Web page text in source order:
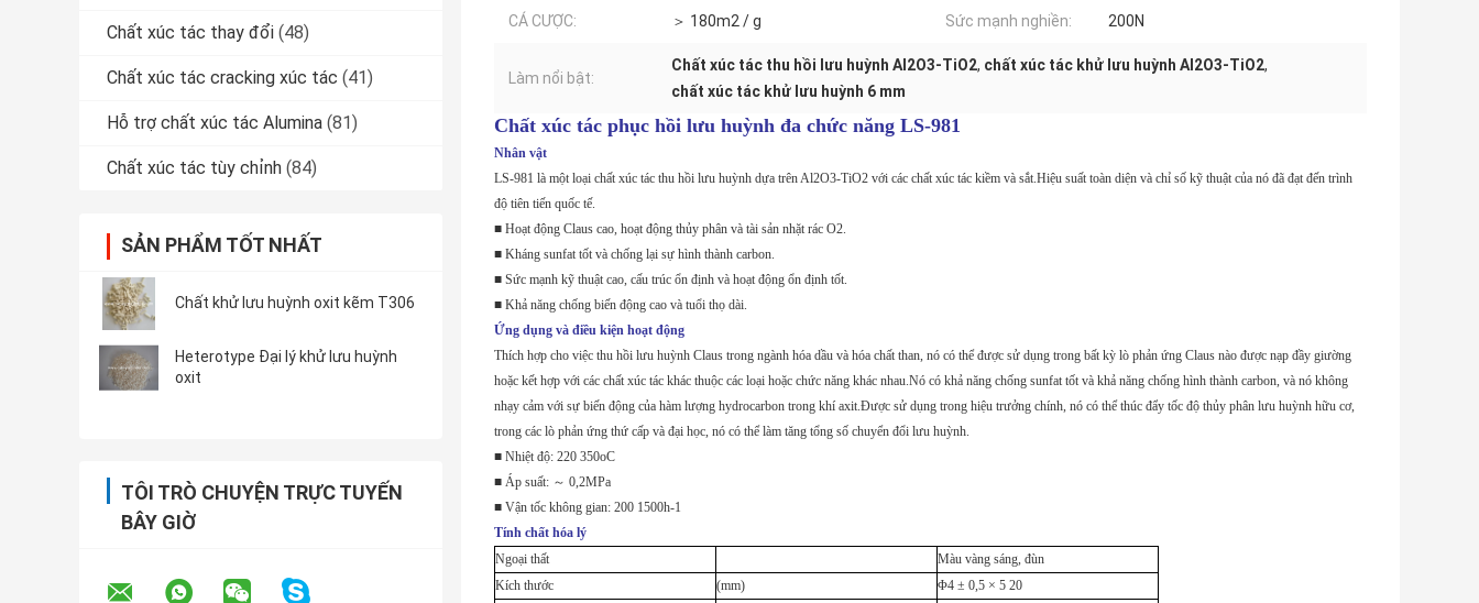
Chất xúc tác thay đổi (48)
Chất xúc tác cracking xúc tác (41)
Hỗ trợ chất xúc tác Alumina (81)
Chất xúc tác tùy chỉnh (84)
SẢN PHẨM TỐT NHẤT
Chất khử lưu huỳnh oxit kẽm T306
Heterotype Đại lý khử lưu huỳnh
oxit
TÔI TRÒ CHUYỆN TRỰC TUYẾN
BÂY GIỜ
CÁ CƯỢC: ＞ 180m2 / g Sức mạnh nghiền: 200N
Làm nổi bật:
Chất xúc tác thu hồi lưu huỳnh Al2O3-TiO2, chất xúc tác khử lưu huỳnh Al2O3-TiO2,
chất xúc tác khử lưu huỳnh 6 mm
Chất xúc tác phục hồi lưu huỳnh đa chức năng LS-981
Nhân vật
LS-981 là một loại chất xúc tác thu hồi lưu huỳnh dựa trên Al2O3-TiO2 với các chất xúc tác kiềm và sắt.Hiệu suất toàn diện và chỉ số kỹ thuật của nó đã đạt đến trình
độ tiên tiến quốc tế.
■ Hoạt động Claus cao, hoạt động thủy phân và tài sản nhặt rác O2.
■ Kháng sunfat tốt và chống lại sự hình thành carbon.
■ Sức mạnh kỹ thuật cao, cấu trúc ổn định và hoạt động ổn định tốt.
■ Khả năng chống biến động cao và tuổi thọ dài.
Ứng dụng và điều kiện hoạt động
Thích hợp cho việc thu hồi lưu huỳnh Claus trong ngành hóa dầu và hóa chất than, nó có thể được sử dụng trong bất kỳ lò phản ứng Claus nào được nạp đầy giường
hoặc kết hợp với các chất xúc tác khác thuộc các loại hoặc chức năng khác nhau.Nó có khả năng chống sunfat tốt và khả năng chống hình thành carbon, và nó không
nhạy cảm với sự biến động của hàm lượng hydrocarbon trong khí axit.Được sử dụng trong hiệu trưởng chính, nó có thể thúc đẩy tốc độ thủy phân lưu huỳnh hữu cơ,
trong các lò phản ứng thứ cấp và đại học, nó có thể làm tăng tổng số chuyển đổi lưu huỳnh.
■ Nhiệt độ: 220 350oC
■ Áp suất: ～ 0,2MPa
■ Vận tốc không gian: 200 1500h-1
Tính chất hóa lý
Ngoại thất
Màu vàng sáng, đùn
Kích thước
(mm)
Φ4 ± 0,5 × 5 20